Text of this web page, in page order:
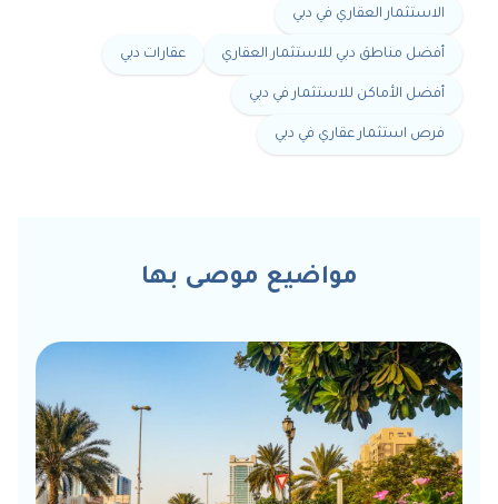
الاستثمار العقاري في دبي
أفضل مناطق دبي للاستثمار العقاري عقارات دبي
أفضل الأماكن للاستثمار في دبي
فرص استثمار عقاري في دبي
مواضيع موصى بها